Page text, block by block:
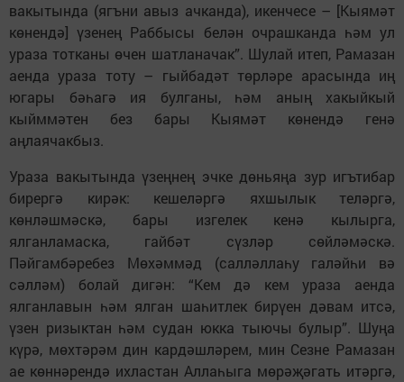
вакытында (ягъни авыз ачканда), икенчесе – [Кыямәт
көнендә] үзенең Раббысы белән очрашканда һәм ул
ураза тотканы өчен шатланачак”. Шулай итеп, Рамазан
аенда ураза тоту – гыйбадәт төрләре арасында иң
югары бәһагә ия булганы, һәм аның хакыйкый
кыйммәтен без бары Кыямәт көнендә генә
аңлаячакбыз.
Ураза вакытында үзеңнең эчке дөньяңа зур игътибар
бирергә кирәк: кешеләргә яхшылык теләргә,
көнләшмәскә, бары изгелек кенә кылырга,
ялганламаска, гайбәт сүзләр сөйләмәскә.
Пәйгамбәребез Мөхәммәд (салләллаһу галәйһи вә
сәлләм) болай дигән: “Кем дә кем ураза аенда
ялганлавын һәм ялган шаһитлек бирүен дәвам итсә,
үзен ризыктан һәм судан юкка тыючы булыр”. Шуңа
күрә, мөхтәрәм дин кардәшләрем, мин Сезне Рамазан
ае көннәрендә ихластан Аллаһыга мөрәҗәгать итәргә,